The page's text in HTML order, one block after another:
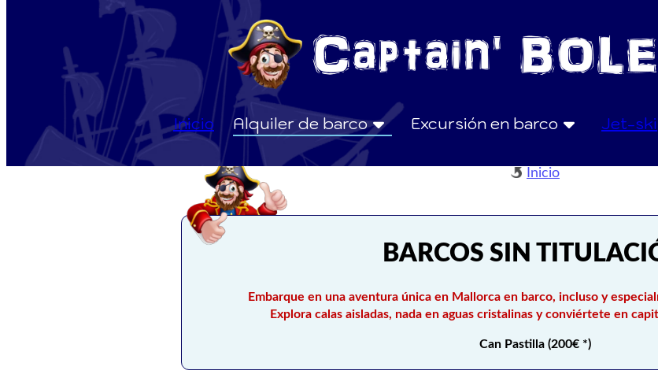
Inicio Alquiler de barco Excursión en barco Jet-ski
Inicio
BARCOS SIN
Embarque en una aventura única en Mallorca en barco, incluso y
Explora calas aisladas, nada en aguas cristalinas y conviértete en
Can Pastilla (200€ *)